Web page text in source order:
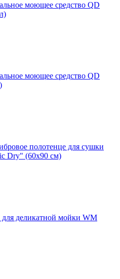
моющее средство QD
моющее средство QD
полотенце для сушки
Dry" (60х90 см)
деликатной мойки WM